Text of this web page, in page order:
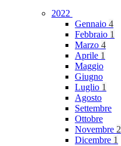
2022
Gennaio 4
Febbraio 1
Marzo 4
Aprile 1
Maggio
Giugno
Luglio 1
Agosto
Settembre
Ottobre
Novembre 2
Dicembre 1